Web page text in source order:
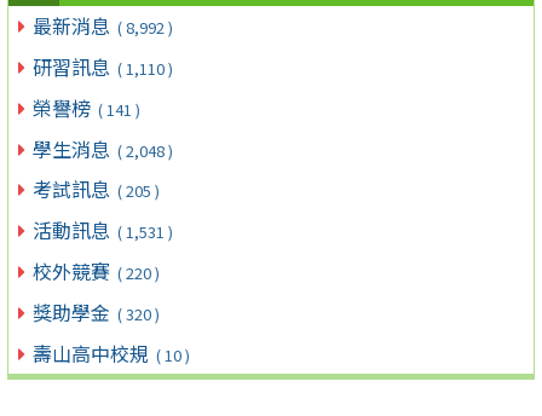
最新消息 ( 8,992 )
研習訊息 ( 1,110 )
榮譽榜 ( 141 )
學生消息 ( 2,048 )
考試訊息 ( 205 )
活動訊息 ( 1,531 )
校外競賽 ( 220 )
獎助學金 ( 320 )
壽山高中校規 ( 10 )